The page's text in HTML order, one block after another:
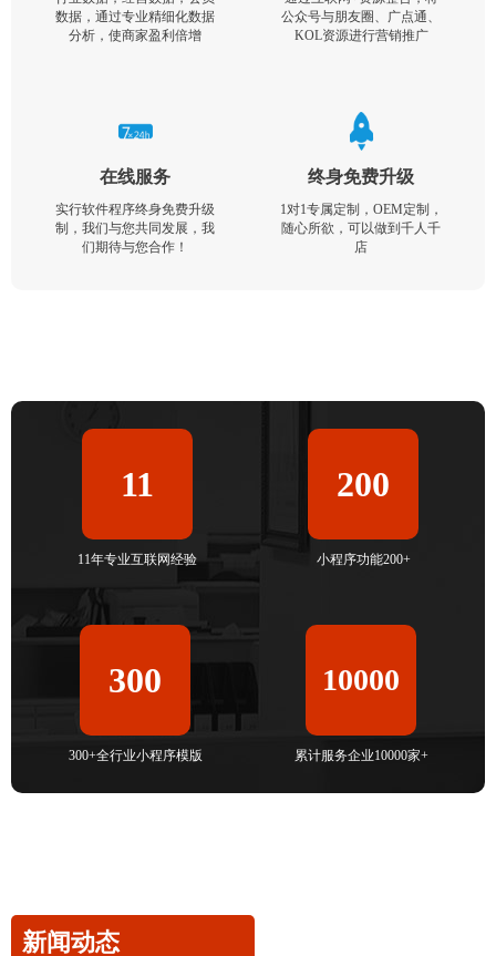
数据，通过专业精细化数据
分析，使商家盈利倍增
公众号与朋友圈、广点通、
KOL资源进行营销推广
在线服务
实行软件程序终身免费升级
制，我们与您共同发展，我
们期待与您合作！
终身免费升级
1对1专属定制，OEM定制，
随心所欲，可以做到千人千
店
11
11年专业互联网经验
200
小程序功能200+
300
300+全行业小程序模版
10000
累计服务企业10000家+
新闻动态